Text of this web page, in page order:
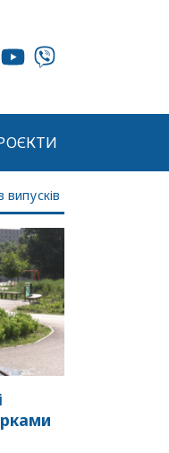
випусків